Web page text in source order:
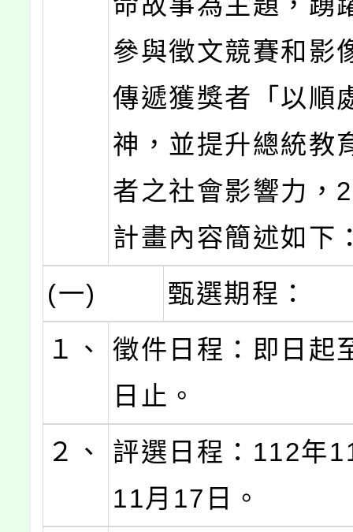
參與徵文競賽和影
傳遞獲獎者「以順
神，並提升總統教
者之社會影響力，
計畫內容簡述如下
(一)
甄選期程：
１、
徵件日程：即日起
日止。
２、
評選日程：112年
11月17日。